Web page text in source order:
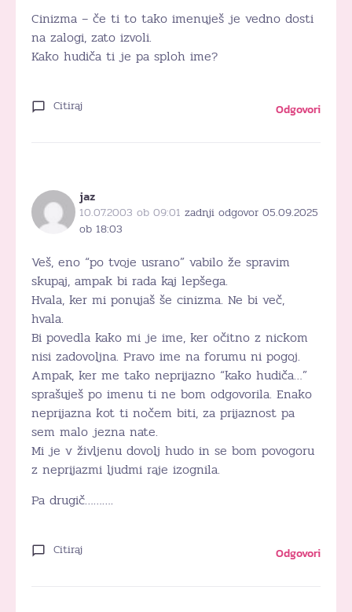
Cinizma – če ti to tako imenuješ je vedno dosti
na zalogi, zato izvoli.
Kako hudiča ti je pa sploh ime?
Citiraj Odgovori
jaz
10.07.2003 ob 09:01 zadnji odgovor 05.09.2025
ob 18:03
Veš, eno “po tvoje usrano” vabilo že spravim
skupaj, ampak bi rada kaj lepšega.
Hvala, ker mi ponujaš še cinizma. Ne bi več,
hvala.
Bi povedla kako mi je ime, ker očitno z nickom
nisi zadovoljna. Pravo ime na forumu ni pogoj.
Ampak, ker me tako neprijazno “kako hudiča…”
sprašuješ po imenu ti ne bom odgovorila. Enako
neprijazna kot ti nočem biti, za prijaznost pa
sem malo jezna nate.
Mi je v življenu dovolj hudo in se bom povogoru
z neprijazmi ljudmi raje izognila.
Pa drugič……….
Citiraj Odgovori